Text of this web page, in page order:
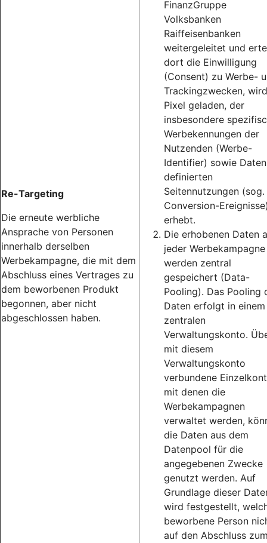
Re-Targeting
Die erneute werbliche
Ansprache von Personen
innerhalb derselben
Werbekampagne, die mit dem
Abschluss eines Vertrages zu
dem beworbenen Produkt
begonnen, aber nicht
abgeschlossen haben.
FinanzGruppe
Volksbanken
Raiffeisenbanken
weitergeleitet und
dort die Einwilligung
(Consent) zu Werbe-
Trackingzwecken,
Pixel geladen, der
insbesondere
Werbekennungen der
Nutzenden (Werbe-
Identifier) sowie
definierten
Seitennutzungen (sog.
Conversion-
erhebt.
Die erhobenen Daten
jeder Werbekampagne
werden zentral
gespeichert (Data-
Pooling). Das Pooling
Daten erfolgt in einem
zentralen
Verwaltungskonto.
mit diesem
Verwaltungskonto
verbundene
mit denen die
Werbekampagnen
verwaltet werden,
die Daten aus dem
Datenpool für die
angegebenen Zwecke
genutzt werden. Auf
Grundlage dieser
wird festgestellt,
beworbene Person
auf den Abschluss